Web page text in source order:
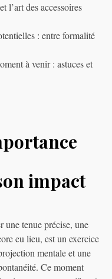
l’art des accessoires
: entre formalité
à venir : astuces et
impact
une tenue précise, une
eu lieu, est un exercice
mentale et une
Ce moment